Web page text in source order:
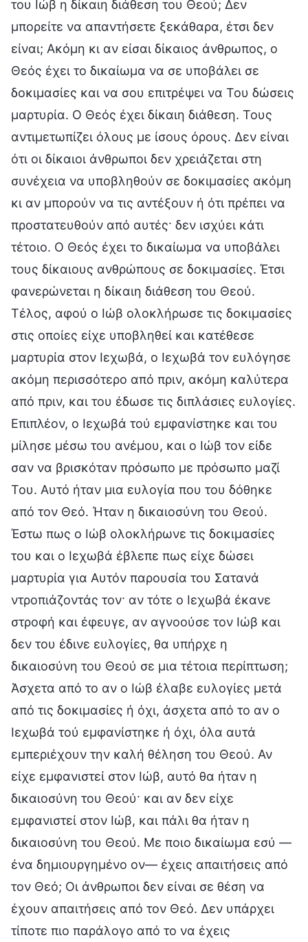
του Ιώβ η δίκαιη διάθεση του Θεού; Δεν
μπορείτε να απαντήσετε ξεκάθαρα, έτσι δεν
είναι; Ακόμη κι αν είσαι δίκαιος άνθρωπος, ο
Θεός έχει το δικαίωμα να σε υποβάλει σε
δοκιμασίες και να σου επιτρέψει να Του δώσεις
μαρτυρία. Ο Θεός έχει δίκαιη διάθεση. Τους
αντιμετωπίζει όλους με ίσους όρους. Δεν είναι
ότι οι δίκαιοι άνθρωποι δεν χρειάζεται στη
συνέχεια να υποβληθούν σε δοκιμασίες ακόμη
κι αν μπορούν να τις αντέξουν ή ότι πρέπει να
προστατευθούν από αυτές· δεν ισχύει κάτι
τέτοιο. Ο Θεός έχει το δικαίωμα να υποβάλει
τους δίκαιους ανθρώπους σε δοκιμασίες. Έτσι
φανερώνεται η δίκαιη διάθεση του Θεού.
Τέλος, αφού ο Ιώβ ολοκλήρωσε τις δοκιμασίες
στις οποίες είχε υποβληθεί και κατέθεσε
μαρτυρία στον Ιεχωβά, ο Ιεχωβά τον ευλόγησε
ακόμη περισσότερο από πριν, ακόμη καλύτερα
από πριν, και του έδωσε τις διπλάσιες ευλογίες.
Επιπλέον, ο Ιεχωβά τού εμφανίστηκε και του
μίλησε μέσω του ανέμου, και ο Ιώβ τον είδε
σαν να βρισκόταν πρόσωπο με πρόσωπο μαζί
Του. Αυτό ήταν μια ευλογία που του δόθηκε
από τον Θεό. Ήταν η δικαιοσύνη του Θεού.
Έστω πως ο Ιώβ ολοκλήρωνε τις δοκιμασίες
του και ο Ιεχωβά έβλεπε πως είχε δώσει
μαρτυρία για Αυτόν παρουσία του Σατανά
ντροπιάζοντάς τον· αν τότε ο Ιεχωβά έκανε
στροφή και έφευγε, αν αγνοούσε τον Ιώβ και
δεν του έδινε ευλογίες, θα υπήρχε η
δικαιοσύνη του Θεού σε μια τέτοια περίπτωση;
Άσχετα από το αν ο Ιώβ έλαβε ευλογίες μετά
από τις δοκιμασίες ή όχι, άσχετα από το αν ο
Ιεχωβά τού εμφανίστηκε ή όχι, όλα αυτά
εμπεριέχουν την καλή θέληση του Θεού. Αν
είχε εμφανιστεί στον Ιώβ, αυτό θα ήταν η
δικαιοσύνη του Θεού· και αν δεν είχε
εμφανιστεί στον Ιώβ, και πάλι θα ήταν η
δικαιοσύνη του Θεού. Με ποιο δικαίωμα εσύ —
ένα δημιουργημένο ον— έχεις απαιτήσεις από
τον Θεό; Οι άνθρωποι δεν είναι σε θέση να
έχουν απαιτήσεις από τον Θεό. Δεν υπάρχει
τίποτε πιο παράλογο από το να έχεις